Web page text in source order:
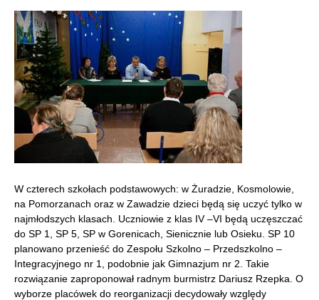
W czterech szkołach podstawowych: w Żuradzie, Kosmolowie,
na Pomorzanach oraz w Zawadzie dzieci będą się uczyć tylko w
najmłodszych klasach. Uczniowie z klas IV –VI będą uczęszczać
do SP 1, SP 5, SP w Gorenicach, Sienicznie lub Osieku. SP 10
planowano przenieść do Zespołu Szkolno – Przedszkolno –
Integracyjnego nr 1, podobnie jak Gimnazjum nr 2. Takie
rozwiązanie zaproponował radnym burmistrz Dariusz Rzepka. O
wyborze placówek do reorganizacji decydowały względy